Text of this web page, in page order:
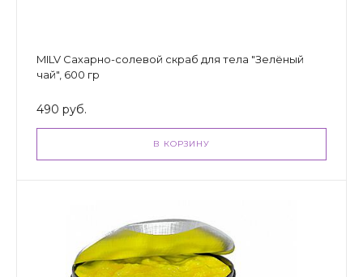
MILV Сахарно-солевой скраб для тела "Зелёный
чай", 600 гр
490 руб.
В КОРЗИНУ